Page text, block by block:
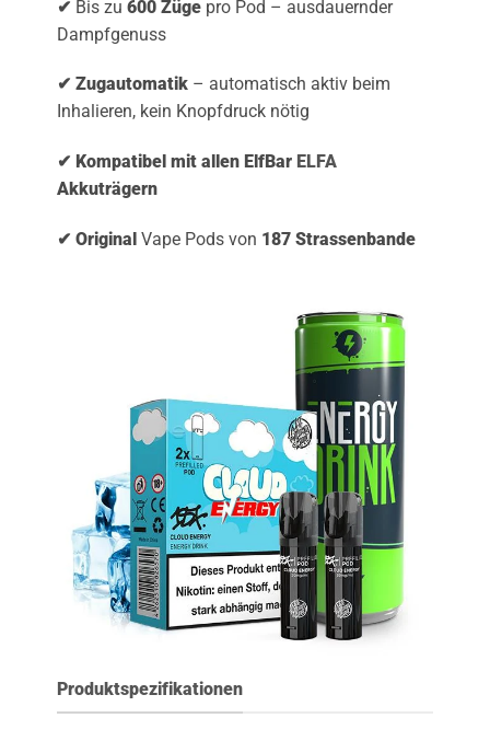
✔ Bis zu 600 Zügepro Pod – ausdauernder
Dampfgenuss
✔ Zugautomatik– automatisch aktiv beim
Inhalieren, kein Knopfdruck nötig
✔ Kompatibel mit allen ElfBar ELFA
Akkuträgern
✔ OriginalVape Pods von 187 Strassenbande
Produktspezifikationen